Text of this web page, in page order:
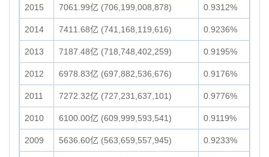
2015 7061.99亿 (706,199,008,878) 0.9312%
2014 7411.68亿 (741,168,119,616) 0.9236%
2013 7187.48亿 (718,748,402,259) 0.9195%
2012 6978.83亿 (697,882,536,676) 0.9176%
2011 7272.32亿 (727,231,637,101) 0.9776%
2010 6100.00亿 (609,999,593,541) 0.9119%
2009 5636.60亿 (563,659,557,945) 0.9233%